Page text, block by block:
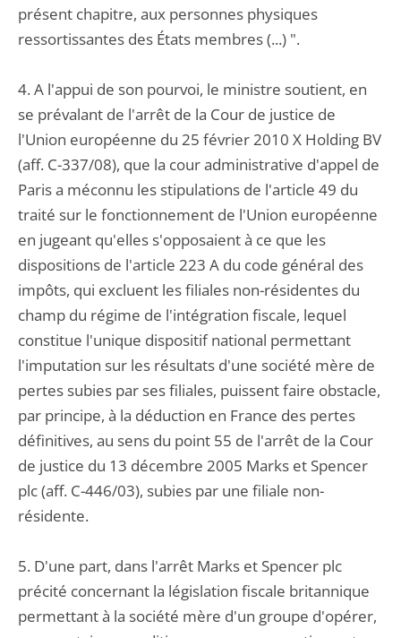
présent chapitre, aux personnes physiques
ressortissantes des États membres (...) ".
4. A l'appui de son pourvoi, le ministre soutient, en
se prévalant de l'arrêt de la Cour de justice de
l'Union européenne du 25 février 2010 X Holding BV
(aff. C-337/08), que la cour administrative d'appel de
Paris a méconnu les stipulations de l'article 49 du
traité sur le fonctionnement de l'Union européenne
en jugeant qu'elles s'opposaient à ce que les
dispositions de l'article 223 A du code général des
impôts, qui excluent les filiales non-résidentes du
champ du régime de l'intégration fiscale, lequel
constitue l'unique dispositif national permettant
l'imputation sur les résultats d'une société mère de
pertes subies par ses filiales, puissent faire obstacle,
par principe, à la déduction en France des pertes
définitives, au sens du point 55 de l'arrêt de la Cour
de justice du 13 décembre 2005 Marks et Spencer
plc (aff. C-446/03), subies par une filiale non-
résidente.
5. D'une part, dans l'arrêt Marks et Spencer plc
précité concernant la législation fiscale britannique
permettant à la société mère d'un groupe d'opérer,